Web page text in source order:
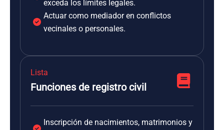
exceda los límites legales.
Actuar como mediador en conflictos
vecinales o personales.
Lista
Funciones de registro civil
Inscripción de nacimientos, matrimonios y